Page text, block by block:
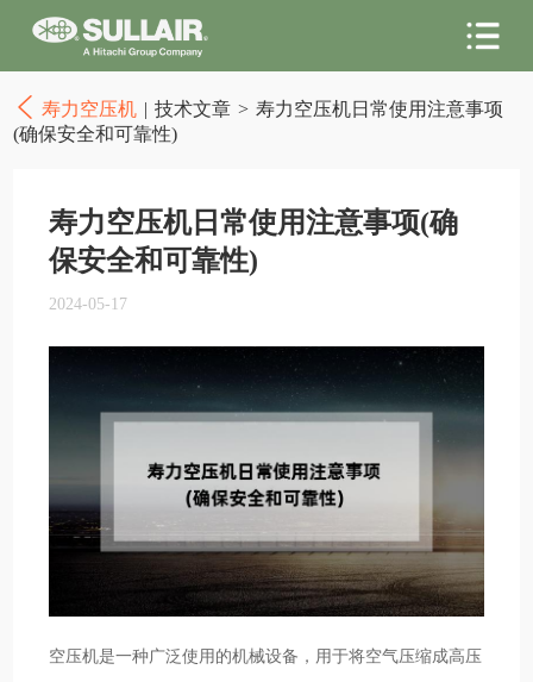
寿力空压机 | 技术文章 > 寿力空压机日常使用注意事项
(确保安全和可靠性)
寿力空压机日常使用注意事项(确
保安全和可靠性)
2024-05-17
空压机是一种广泛使用的机械设备，用于将空气压缩成高压